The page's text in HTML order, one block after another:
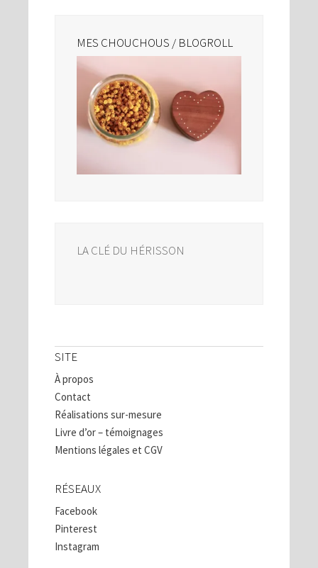
MES CHOUCHOUS / BLOGROLL
LA CLÉ DU HÉRISSON
SITE
À propos
Contact
Réalisations sur-mesure
Livre d’or – témoignages
Mentions légales et CGV
RÉSEAUX
Facebook
Pinterest
Instagram